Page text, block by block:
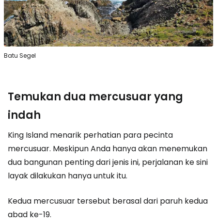
Batu Segel
Temukan dua mercusuar yang
indah
King Island menarik perhatian para pecinta
mercusuar. Meskipun Anda hanya akan menemukan
dua bangunan penting dari jenis ini, perjalanan ke sini
layak dilakukan hanya untuk itu.
Kedua mercusuar tersebut berasal dari paruh kedua
abad ke-19.